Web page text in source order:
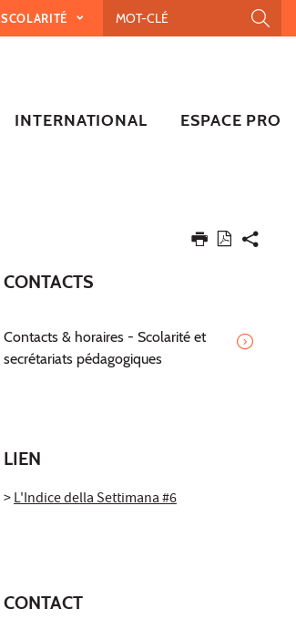
SCOLARITÉ
INTERNATIONAL ESPACE PRO
CONTACTS
Contacts & horaires - Scolarité et
secrétariats pédagogiques
LIEN
>L'Indice della Settimana #6
CONTACT